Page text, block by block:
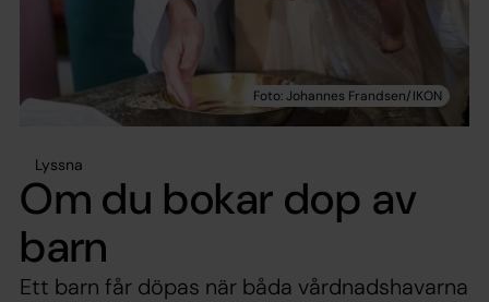
Lyssna
Om du bokar dop av
barn
Ett barn får döpas när båda vårdnadshavarna